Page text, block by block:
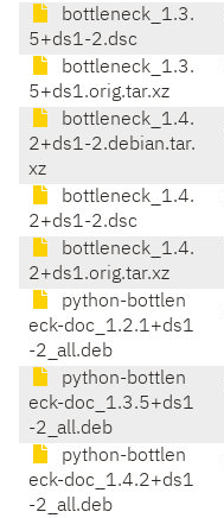
bottleneck_1.3.
5+ds1-2.dsc
bottleneck_1.3.
5+ds1.orig.tar.xz
bottleneck_1.4.
2+ds1-2.debian.tar.
xz
bottleneck_1.4.
2+ds1-2.dsc
bottleneck_1.4.
2+ds1.orig.tar.xz
python-bottlen
eck-doc_1.2.1+ds1
-2_all.deb
python-bottlen
eck-doc_1.3.5+ds1
-2_all.deb
python-bottlen
eck-doc_1.4.2+ds1
-2_all.deb